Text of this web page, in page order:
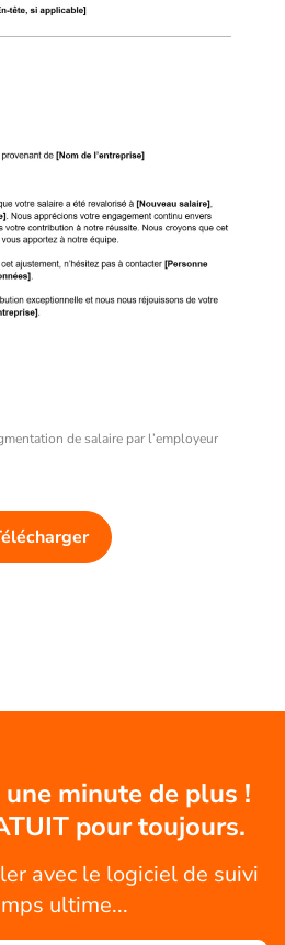
de salaire par l’employeur
une minute de plus !
pour toujours.
avec le logiciel de suivi
ultime...